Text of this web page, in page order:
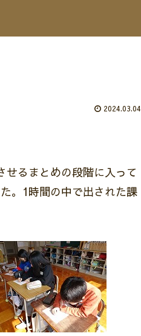
2024.03.04
るまとめの段階に入って
。1時間の中で出された課